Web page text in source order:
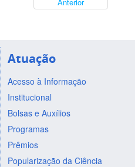
Atuação
Acesso à Informação
Institucional
Bolsas e Auxílios
Programas
Prêmios
Popularização da Ciência